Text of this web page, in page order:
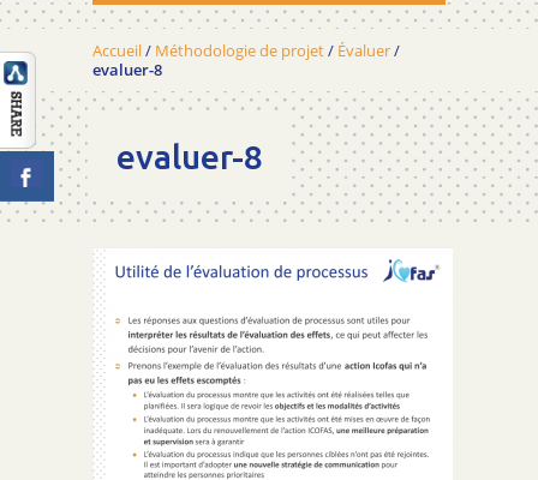
ACCUEIL
ACTIVITÉS
MÉTHODOLOGIE
Accueil/ Méthodologie de projet/ Évaluer/
evaluer-8
evaluer-8